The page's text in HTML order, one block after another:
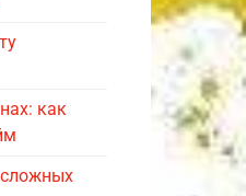
как
сложных